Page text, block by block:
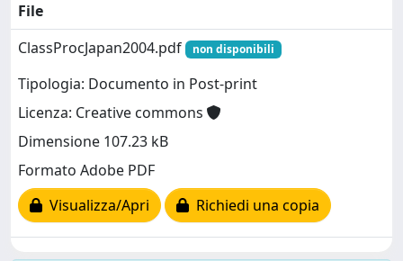
File
ClassProcJapan2004.pdf
non disponibili
Tipologia: Documento in Post-print
Licenza: Creative commons
Dimensione 107.23 kB
Formato Adobe PDF
Visualizza/Apri
Richiedi una copia